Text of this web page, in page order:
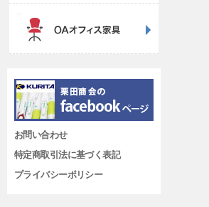
お問い合わせ
特定商取引法に基づく表記
プライバシーポリシー